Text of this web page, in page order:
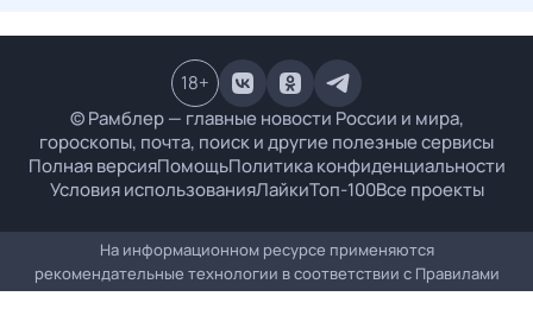
© Рамблер — главные новости России и мира,
гороскопы, почта, поиск и другие полезные сервисы
Полная версияПомощьПолитика конфиденциальности
Условия использованияЛайкиТоп-100Все проекты
18+
На информационном ресурсе применяются
рекомендательные технологии в соответствии с Правилами